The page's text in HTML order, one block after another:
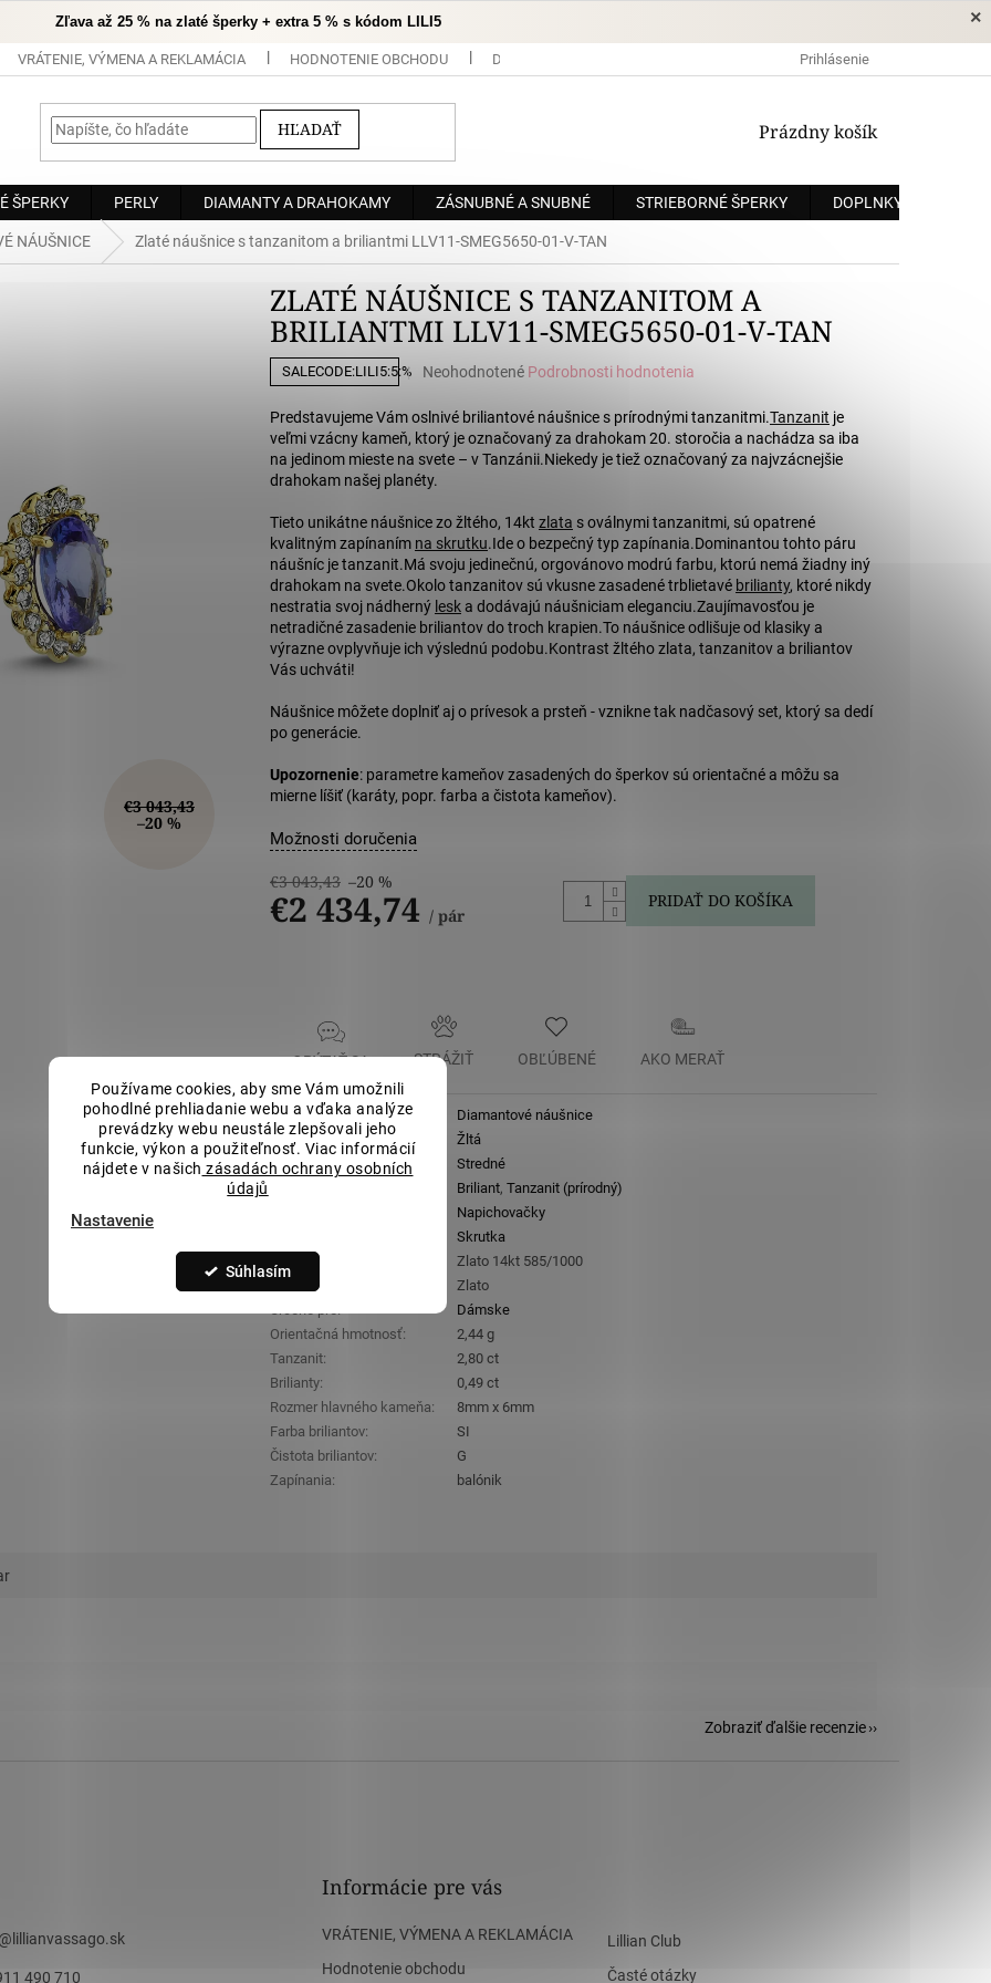
Používame cookies, aby sme Vám umožnili
pohodlné prehliadanie webu a vďaka analýze
prevádzky webu neustále zlepšovali jeho
funkcie, výkon a použiteľnosť. Viac informácií
nájdete v našich zásadách ochrany osobních
údajů
Nastavenie
Súhlasím
×
Zľava až 25 % na zlaté šperky + extra 5 % s kódom LILI5
VRÁTENIE, VÝMENA A REKLAMÁCIA HODNOTENIE OBCHODU DOPRAVA A PLATBA OCHRANA OSOBNÝCH ÚDAJOV
Prihlásenie
HĽADAŤ
NÁKUPNÝ
Prázdny košík
ŠPERKY PERLY DIAMANTY A DRAHOKAMY ZÁSNUBNÉ A SNUBNÉ STRIEBORNÉ ŠPERKY DOPLNKY
NÁUŠNICE Zlaté náušnice s tanzanitom a briliantmi LLV11-SMEG5650-01-V-TAN
€3 043,43
–20 %
ZLATÉ NÁUŠNICE S TANZANITOM A
BRILIANTMI LLV11-SMEG5650-01-V-TAN
SALECODE:LILI5:5:%
Priemerné
produktu
je
0,0
z
hviezdičiek.
Neohodnotené Podrobnosti hodnotenia
€3 043,43 –20 %
€2 434,74 / pár
Možnosti doručenia
PRIDAŤ DO KOŠÍKA
Predstavujeme Vám oslnivé briliantové náušnice s prírodnými tanzanitmi.Tanzanit je
veľmi vzácny kameň, ktorý je označovaný za drahokam 20. storočia a nachádza sa iba
na jedinom mieste na svete – v Tanzánii.Niekedy je tiež označovaný za najvzácnejšie
drahokam našej planéty.
Tieto unikátne náušnice zo žltého, 14kt zlata s oválnymi tanzanitmi, sú opatrené
kvalitným zapínaním na skrutku.Ide o bezpečný typ zapínania.Dominantou tohto páru
náušníc je tanzanit.Má svoju jedinečnú, orgovánovo modrú farbu, ktorú nemá žiadny iný
drahokam na svete.Okolo tanzanitov sú vkusne zasadené trblietavé brilianty, ktoré nikdy
nestratia svoj nádherný leska dodávajú náušniciam eleganciu.Zaujímavosťou je
netradičné zasadenie briliantov do troch krapien.To náušnice odlišuje od klasiky a
výrazne ovplyvňuje ich výslednú podobu.Kontrast žltého zlata, tanzanitov a briliantov
Vás uchváti!
Náušnice môžete doplniť aj o prívesok a prsteň - vznikne tak nadčasový set, ktorý sa dedí
po generácie.
Upozornenie: parametre kameňov zasadených do šperkov sú orientačné a môžu sa
mierne líšiť (karáty, popr. farba a čistota kameňov).
OPÝTAŤ SA STRÁŽIŤ OBĽÚBENÉ AKO MERAŤ
Kategória:
Diamantové náušnice
Farba zlata :
Žltá
Veľkosť:
Stredné
Briliant, Tanzanit (prírodný)
Napichovačky
Skrutka
Rýdzosť
Zlato 14kt 585/1000
Materiál
Zlato
Určené pre:
Dámske
Orientačná hmotnosť:
2,44 g
Tanzanit:
2,80 ct
Brilianty:
0,49 ct
Rozmer hlavného kameňa:
8mm x 6mm
Farba briliantov:
SI
Čistota briliantov:
G
Zapínania: balónik
Zobraziť ďalšie recenzie
@ lillianvassago.sk
490 710
Informácie pre vás
VRÁTENIE, VÝMENA A REKLAMÁCIA
Hodnotenie obchodu
Lillian Club
Časté otázky